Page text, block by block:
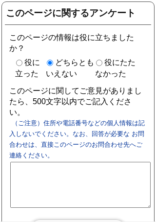
このページに関するアンケート
このページの情報は役に立ちました
か？
役に
立った
どちらとも
いえない
役にたた
なかった
このページに関してご意見がありまし
たら、500文字以内でご記入くださ
い。
（ご注意）住所や電話番号などの個人情報は記
入しないでください。なお、回答が必要な お問
合わせは、直接このページのお問合わせ先へご
連絡ください。